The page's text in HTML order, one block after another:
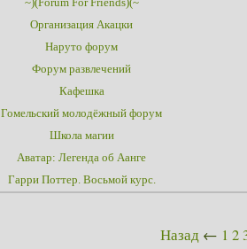
Организация Акацки
Наруто форум
Форум развлечений
Кафешка
Гомельский молодёжный форум
Школа магии
Аватар: Легенда об Аанге
Гарри Поттер. Восьмой курс.
Назад ← 1 2